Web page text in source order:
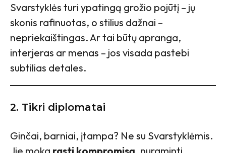
Svarstyklės turi ypatingą grožio pojūtį – jų
skonis rafinuotas, o stilius dažnai –
nepriekaištingas. Ar tai būtų apranga,
interjeras ar menas – jos visada pastebi
subtilias detales.
2. Tikri diplomatai
Ginčai, barniai, įtampa? Ne su Svarstyklėmis.